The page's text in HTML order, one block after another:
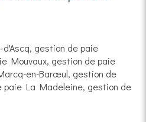
, gestion de paie
Mouvaux, gestion de paie
en-Barœul, gestion de
paie La Madeleine, gestion de